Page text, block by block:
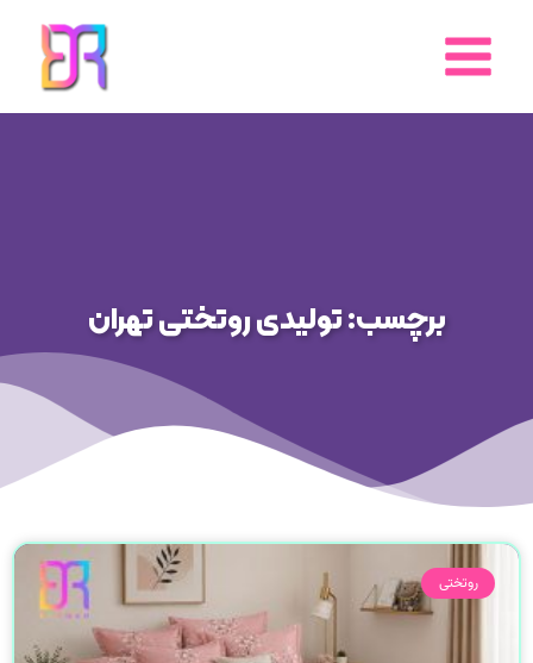
محتوا
برچسب: تولیدی روتختی تهران
روتختی